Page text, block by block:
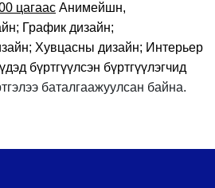
цагаас Анимейшн,
График дизайн;
Хувцасны дизайн; Интерьер
бүртгүүлсэн бүртгүүлэгчид
баталгаажуулсан байна.